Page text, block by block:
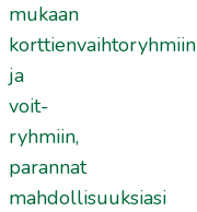
mukaan
korttienvaihtoryhmiin
ja
voit-
ryhmiin,
parannat
mahdollisuuksiasi